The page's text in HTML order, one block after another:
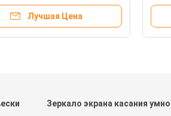
андроида Wifi
Лучшая Цена
Зеркало экрана касания